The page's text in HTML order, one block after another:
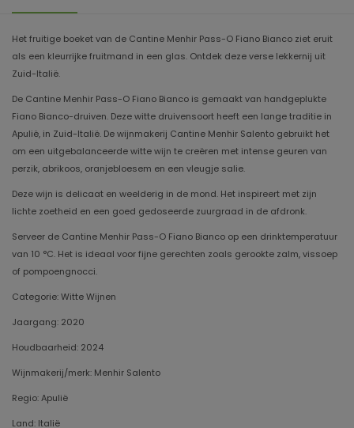
Het fruitige boeket van de Cantine Menhir Pass-O Fiano Bianco ziet eruit
als een kleurrijke fruitmand in een glas. Ontdek deze verse lekkernij uit
Zuid-Italië.
De Cantine Menhir Pass-O Fiano Bianco is gemaakt van handgeplukte
Fiano Bianco-druiven. Deze witte druivensoort heeft een lange traditie in
Apulië, in Zuid-Italië. De wijnmakerij Cantine Menhir Salento gebruikt het
om een ​​uitgebalanceerde witte wijn te creëren met intense geuren van
perzik, abrikoos, oranjebloesem en een vleugje salie.
Deze wijn is delicaat en weelderig in de mond. Het inspireert met zijn
lichte zoetheid en een goed gedoseerde zuurgraad in de afdronk.
Serveer de Cantine Menhir Pass-O Fiano Bianco op een drinktemperatuur
van 10 °C. Het is ideaal voor fijne gerechten zoals gerookte zalm, vissoep
of pompoengnocci.
Categorie: Witte Wijnen
Jaargang: 2020
Houdbaarheid: 2024
Wijnmakerij/merk: Menhir Salento
Regio: Apulië
Land: Italië